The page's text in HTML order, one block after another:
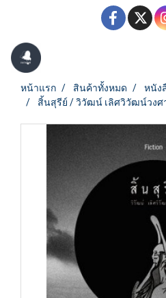
หน้าแรก สินค้าทั้งหมด
หนัง
สิ้นสุรีย์ / วิวัฒน์ เลิศวิวัฒน์วง